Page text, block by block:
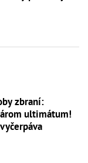
zbraní:
ultimátum!